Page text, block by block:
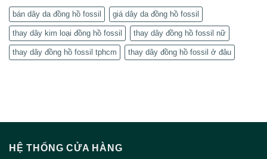
bán dây da đồng hồ fossil giá dây da đồng hồ fossil
thay dây kim loại đồng hồ fossil thay dây đồng hồ fossil nữ
thay dây đồng hồ fossil tphcm thay dây đồng hồ fossil ở đâu
HỆ THỐNG CỬA HÀNG